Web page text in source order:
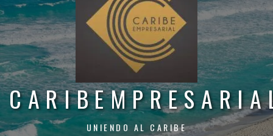
UNIENDO AL CARIBE